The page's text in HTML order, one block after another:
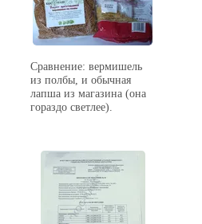
Сравнение: вермишель
из полбы, и обычная
лапша из магазина (она
гораздо светлее).